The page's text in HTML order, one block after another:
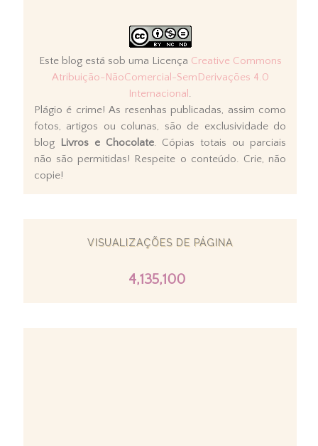
Este blog está sob uma Licença Creative Commons
Atribuição-NãoComercial-SemDerivações 4.0
Internacional .
Plágio é crime! As resenhas publicadas, assim como
fotos, artigos ou colunas, são de exclusividade do
blog Livros e Chocolate. Cópias totais ou parciais
não são permitidas! Respeite o conteúdo. Crie, não
copie!
VISUALIZAÇÕES DE PÁGINA
4,135,100